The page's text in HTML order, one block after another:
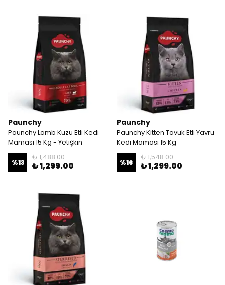
Paunchy
Paunchy Lamb Kuzu Etli Kedi
Maması 15 Kg - Yetişkin
%13
₺ 1,488.00
₺ 1,299.00
Paunchy
Paunchy Kitten Tavuk Etli Yavru
Kedi Maması 15 Kg
%16
₺ 1,548.00
₺ 1,299.00